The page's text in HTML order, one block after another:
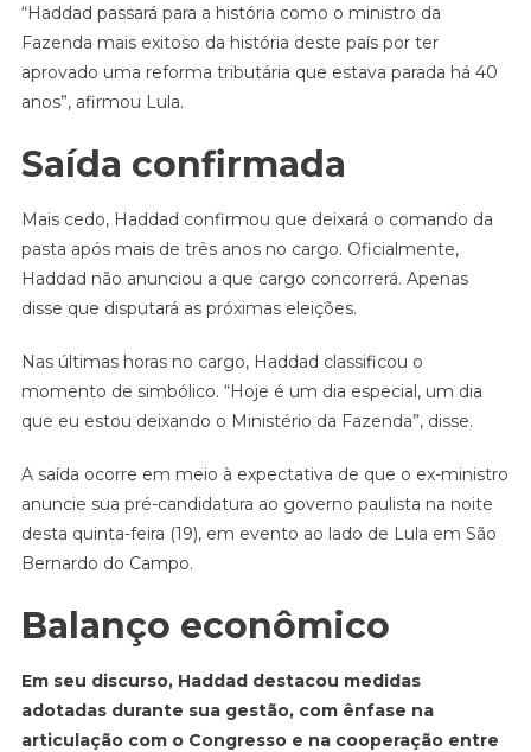
“Haddad passará para a história como o ministro da
Fazenda mais exitoso da história deste país por ter
aprovado uma reforma tributária que estava parada há 40
anos”, afirmou Lula.
Saída confirmada
Mais cedo, Haddad confirmou que deixará o comando da
pasta após mais de três anos no cargo. Oficialmente,
Haddad não anunciou a que cargo concorrerá. Apenas
disse que disputará as próximas eleições.
Nas últimas horas no cargo, Haddad classificou o
momento de simbólico. “Hoje é um dia especial, um dia
que eu estou deixando o Ministério da Fazenda”, disse.
A saída ocorre em meio à expectativa de que o ex-ministro
anuncie sua pré-candidatura ao governo paulista na noite
desta quinta-feira (19), em evento ao lado de Lula em São
Bernardo do Campo.
Balanço econômico
Em seu discurso, Haddad destacou medidas
adotadas durante sua gestão, com ênfase na
articulação com o Congresso e na cooperação entre